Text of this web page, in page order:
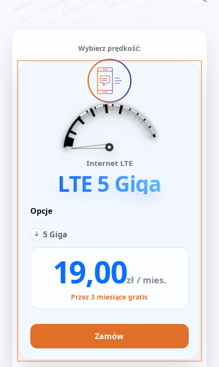
Wybierz prędkość:
Internet LTE
LTE 5 Giga
Opcje
5 Giga
19,00zł / mies.
Przez 3 miesiące gratis
Zamów